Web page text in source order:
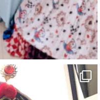
い合う
い